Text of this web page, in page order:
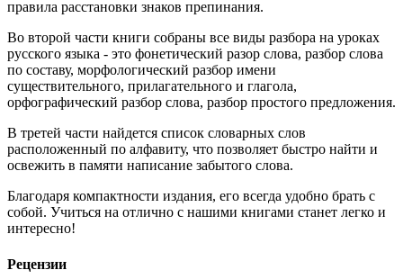
правила расстановки знаков препинания.
Во второй части книги собраны все виды разбора на уроках
русского языка - это фонетический разор слова, разбор слова
по составу, морфологический разбор имени
существительного, прилагательного и глагола,
орфографический разбор слова, разбор простого предложения.
В третей части найдется список словарных слов
расположенный по алфавиту, что позволяет быстро найти и
освежить в памяти написание забытого слова.
Благодаря компактности издания, его всегда удобно брать с
собой. Учиться на отлично с нашими книгами станет легко и
интересно!
Рецензии